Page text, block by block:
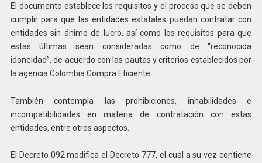
El documento establece los requisitos y el proceso que se deben
cumplir para que las entidades estatales puedan contratar con
entidades sin ánimo de lucro, así como los requisitos para que
estas últimas sean consideradas como de “reconocida
idoneidad”, de acuerdo con las pautas y criterios establecidos por
la agencia Colombia Compra Eficiente.
También contempla las prohibiciones, inhabilidades e
incompatibilidades en materia de contratación con estas
entidades, entre otros aspectos.
El Decreto 092 modifica el Decreto 777, el cual a su vez contiene